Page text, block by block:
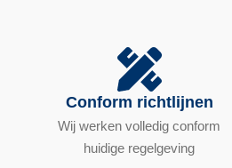
Conform richtlijnen
Wij werken volledig conform
huidige regelgeving